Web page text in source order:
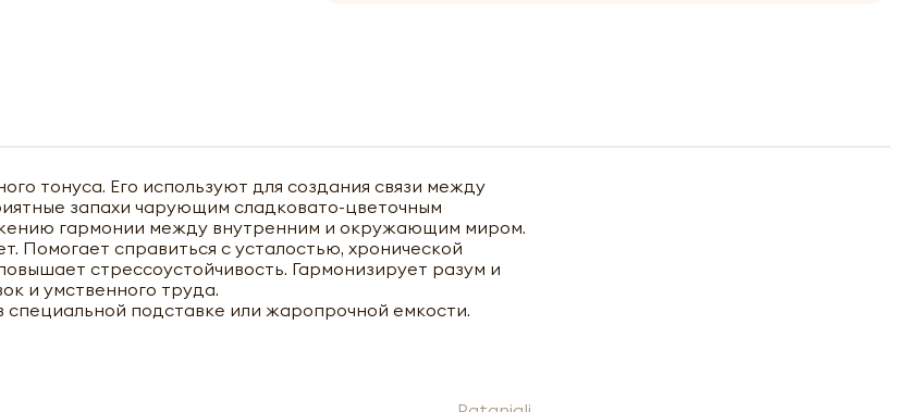
тонуса. Его используют для создания связи между
запахи чарующим сладковато-цветочным
гармонии между внутренним и окружающим миром.
Помогает справиться с усталостью, хронической
стрессоустойчивость. Гармонизирует разум и
и умственного труда.
подставке или жаропрочной емкости.